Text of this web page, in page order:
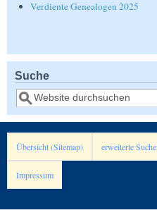
Verdiente Genealogen 2025
Suche
Suche
Übersicht (Sitemap) erweiterte Suche
Impressum